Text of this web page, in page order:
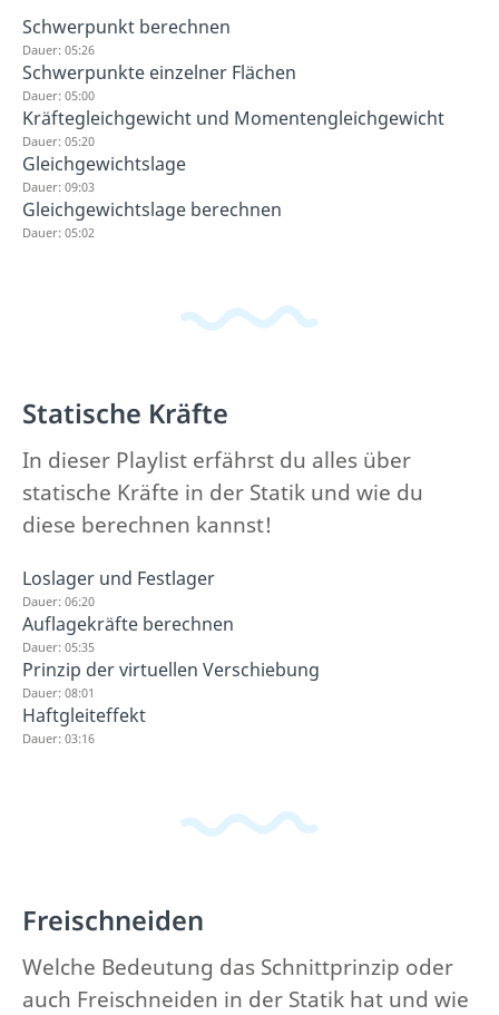
Schwerpunkt berechnen
Dauer: 05:26
Schwerpunkte einzelner Flächen
Dauer: 05:00
Kräftegleichgewicht und Momentengleichgewicht
Dauer: 05:20
Gleichgewichtslage
Dauer: 09:03
Gleichgewichtslage berechnen
Dauer: 05:02
Statische Kräfte
In dieser Playlist erfährst du alles über
statische Kräfte in der Statik und wie du
diese berechnen kannst!
Loslager und Festlager
Dauer: 06:20
Auflagekräfte berechnen
Dauer: 05:35
Prinzip der virtuellen Verschiebung
Dauer: 08:01
Haftgleiteffekt
Dauer: 03:16
Freischneiden
Welche Bedeutung das Schnittprinzip oder
auch Freischneiden in der Statik hat und wie